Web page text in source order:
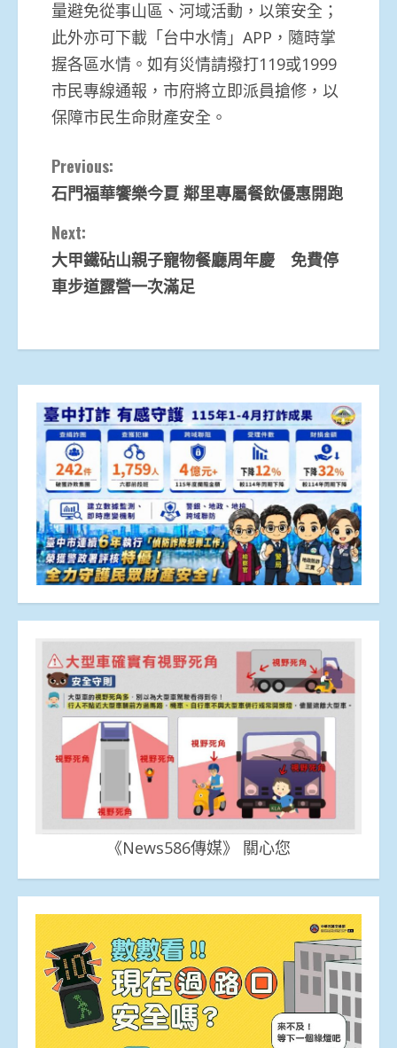
量避免從事山區、河域活動，以策安全；
此外亦可下載「台中水情」APP，隨時掌
握各區水情。如有災情請撥打119或1999
市民專線通報，市府將立即派員搶修，以
保障市民生命財產安全。
Continue
Reading
Previous:
石門福華饗樂今夏 鄰里專屬餐飲優惠開跑
Next:
大甲鐵砧山親子寵物餐廳周年慶 免費停
車步道露營一次滿足
《News586傳媒》 關心您